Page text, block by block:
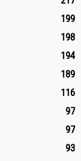
199
198
194
189
116
97
97
93